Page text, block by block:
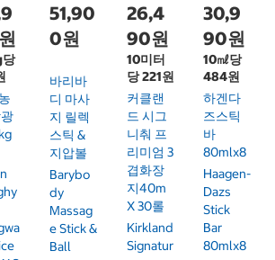
51,90
0원
바리바
디 마사
지 릴렉
스틱 &
지압볼
Barybo
Dy
Massag
E Stick &
Ball
26,4
90원
10미터
당 221원
커클랜
드 시그
니춰 프
리미엄 3
겹화장
지40m
X 30롤
Kirkland
Signatur
30,9
90원
10㎖당
484원
하겐다
즈스틱
바
80mlx8
Haagen-
Dazs
Stick
Bar
80mlx8